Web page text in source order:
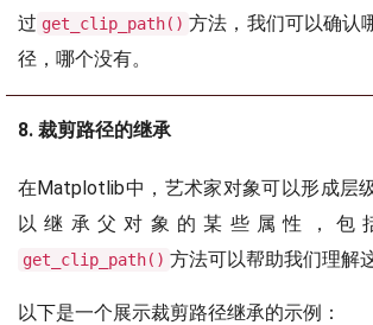
过 get_clip_path() 方法，我们可以确认
径，哪个没有。
8. 裁剪路径的继承
在Matplotlib中，艺术家对象可以形成层
以继承父对象的某些属性，包
get_clip_path() 方法可以帮助我们理解
以下是一个展示裁剪路径继承的示例：